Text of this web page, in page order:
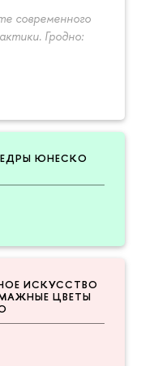
современного
Гродно:
ЮНЕСКО
ИСКУССТВО
ЦВЕТЫ